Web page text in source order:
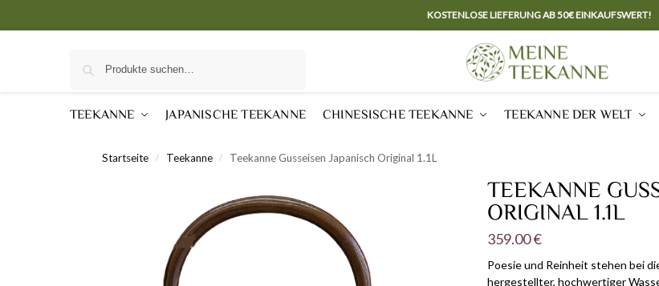
KOSTENLOSE LIEFERUNG AB 50€ EINKAUFSWERT!
TEEKANNE JAPANISCHE TEEKANNE CHINESISCHE TEEKANNE TEEKANNE DER WELT
Startseite / Teekanne / Teekanne Gusseisen Japanisch Original 1.1L
TEEKANNE
ORIGINAL 1.1L
359.00€
Poesie und Reinheit stehen bei
hergestellter, hochwertiger